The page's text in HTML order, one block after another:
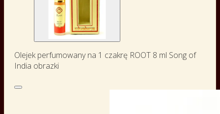
Olejek perfumowany na 1 czakrę ROOT 8 ml Song of
India obrazki